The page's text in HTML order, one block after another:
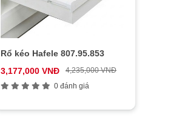
Rổ kéo Hafele 807.95.853
3,177,000 VNĐ
4,235,000 VNĐ
0 đánh giá